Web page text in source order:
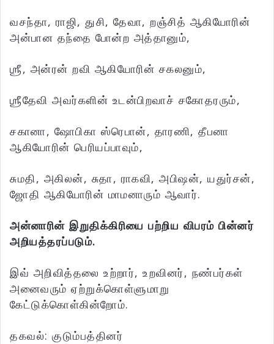
வசந்தா, ராஜி, துசி, தேவா, றஞ்சித் ஆகியோரின்
அன்பான தந்தை போன்ற அத்தானும்,
ஶ்ரீ, அன்ரன் றவி ஆகியோரின் சகலனும்,
ஶ்ரீதேவி அவர்களின் உடன்பிறவாச் சகோதரரும்,
சகானா, ஷோபிகா ஸ்ரெபான், தாரணி, தீபனா
ஆகியோரின் பெரியப்பாவும்,
சுமதி, அகிலன், சுதா, ராகவி, அபிஷன், யதுர்சன்,
ஜோதி ஆகியோரின் மாமனாரும் ஆவார்.
அன்னாரின் இறுதிக்கிரியை பற்றிய விபரம் பின்னர்
அறியத்தரப்படும்.
இவ் அறிவித்தலை உற்றார், உறவினர், நண்பர்கள்
அனைவரும் ஏற்றுக்கொள்ளுமாறு
கேட்டுக்கொள்கின்றோம்.
தகவல்: குடும்பத்தினர்